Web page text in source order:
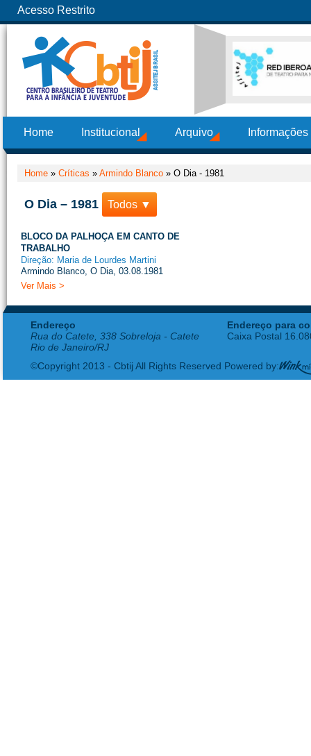
Acesso Restrito
Home Institucional Arquivo
Home » Críticas » Armindo Blanco » O Dia - 1981
O Dia – 1981 Todos ▼
BLOCO DA PALHOÇA EM CANTO DE
TRABALHO
Direção: Maria de Lourdes Martini
Armindo Blanco, O Dia, 03.08.1981
Ver Mais >
Endereço
Rua do Catete, 338 Sobreloja - Catete
Rio de Janeiro/RJ
Endereço para
Caixa Postal
©Copyright 2013 - Cbtij All Rights Reserved Powered by: